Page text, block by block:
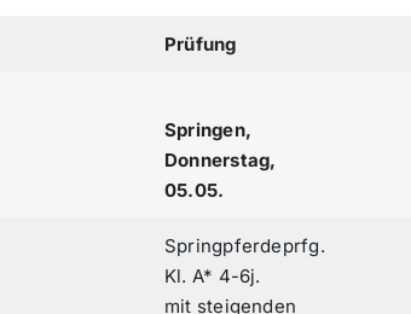
Prüfung
Springen,
Donnerstag,
05.05.
Springpferdeprfg.
Kl. A* 4-6j.
mit steigenden